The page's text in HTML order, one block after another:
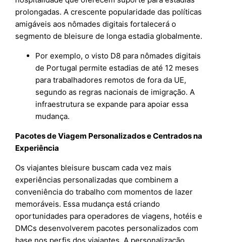
prolongadas. A crescente popularidade das políticas
amigáveis aos nômades digitais fortalecerá o
segmento de bleisure de longa estadia globalmente.
Por exemplo, o visto D8 para nômades digitais
de Portugal permite estadias de até 12 meses
para trabalhadores remotos de fora da UE,
segundo as regras nacionais de imigração. A
infraestrutura se expande para apoiar essa
mudança.
Pacotes de Viagem Personalizados e Centrados na
Experiência
Os viajantes bleisure buscam cada vez mais
experiências personalizadas que combinem a
conveniência do trabalho com momentos de lazer
memoráveis. Essa mudança está criando
oportunidades para operadores de viagens, hotéis e
DMCs desenvolverem pacotes personalizados com